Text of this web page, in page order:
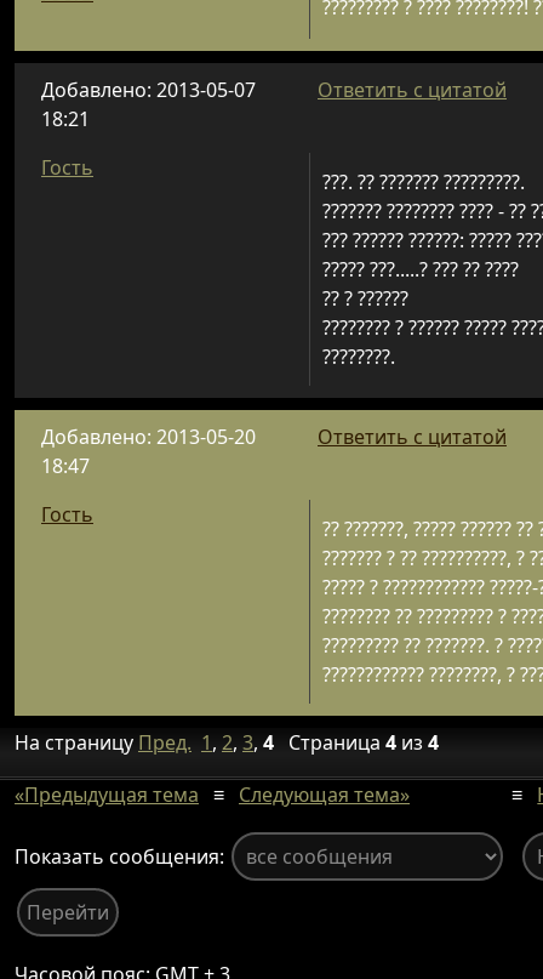
????????? ? ???? ????????!
Добавлено: 2013-05-07
18:21
Ответить с цитатой
Гость
???. ?? ??????? ?????????.
??????? ???????? ???? - ??
??? ?????? ??????: ?????
????? ???.....? ??? ?? ????
?? ? ??????
???????? ? ?????? ?????
????????.
Добавлено: 2013-05-20
18:47
Ответить с цитатой
Гость
?? ???????, ????? ??????
??????? ? ?? ??????????, ?
????? ? ????????????
???????? ?? ????????? ?
????????? ?? ???????. ?
???????????? ????????, ?
На страницу Пред. 1, 2, 3, 4 Страница 4 из4
«Предыдущая тема ≡ Следующая тема» ≡
Показать сообщения: